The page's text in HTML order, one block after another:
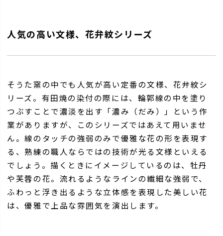
人気の高い文様、花弁紋シリーズ
そうた窯の中でも人気が高い定番の文様、花弁紋シ
リーズ。有田焼の染付の際には、輪郭線の中を塗り
つぶすことで濃淡を出す「濃み（だみ）」という作
業がありますが、このシリーズではあえて用いませ
ん。線のタッチの強弱のみで優雅な花の形を表現す
る、熟練の職人ならではの技術が光る文様といえる
でしょう。描くときにイメージしているのは、牡丹
や芙蓉の花。流れるようなラインの繊細な強弱で、
ふわっと浮き出るような立体感を表現した美しい花
は、優雅で上品な雰囲気を演出します。